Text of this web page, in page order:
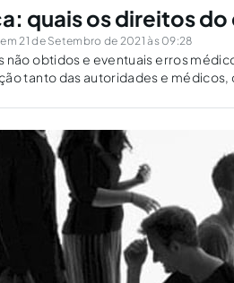
quais os direitos
21 de Setembro de 2021 às 09:28
não obtidos e eventuais erros
tanto das autoridades e